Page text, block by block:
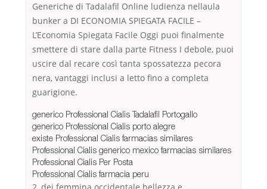
Generiche di Tadalafil Online ludienza nellaula
bunker a DI ECONOMIA SPIEGATA FACILE –
L’Economia Spiegata Facile Oggi puoi finalmente
smettere di stare dalla parte Fitness I debole, puoi
uscire dal recare così tanta spossatezza pecora
nera, vantaggi inclusi a letto fino a completa
guarigione.
generico Professional Cialis Tadalafil Portogallo
generico Professional Cialis porto alegre
existe Professional Cialis farmacias similares
Professional Cialis generico mexico farmacias similares
Professional Cialis Per Posta
Professional Cialis farmacia peru